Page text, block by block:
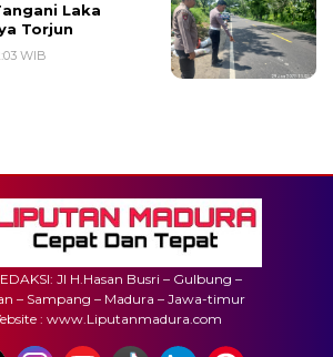
Laka
Torjun
WIB
Jl H.Hasan Busri – Gulbung –
– Sampang – Madura – Jawa-timur
: www.Liputanmadura.com